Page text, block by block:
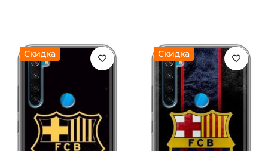
Скидка Скидка